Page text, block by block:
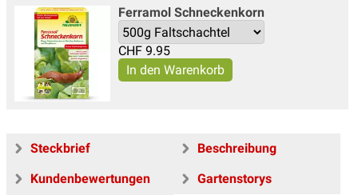
Ferramol Schneckenkorn
CHF 9.95
Steckbrief
Beschreibung
Kundenbewertungen
Gartenstorys